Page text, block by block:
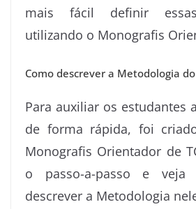
mais fácil definir
utilizando o Monografis
Como descrever a Metodologia do
Para auxiliar os estudantes
de forma rápida, foi
Monografis Orientador de
o passo-a-passo e
descrever a Metodologia